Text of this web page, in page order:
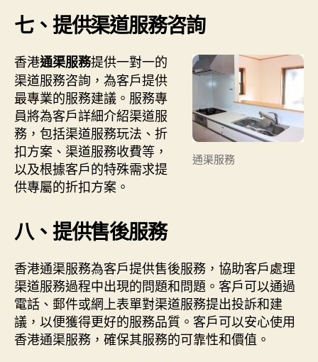
七、提供渠道服務咨詢
通渠服務
香港通渠服務提供一對一的
渠道服務咨詢，為客戶提供
最專業的服務建議。服務專
員將為客戶詳細介紹渠道服
務，包括渠道服務玩法、折
扣方案、渠道服務收費等，
以及根據客戶的特殊需求提
供專屬的折扣方案。
八、提供售後服務
香港通渠服務為客戶提供售後服務，協助客戶處理
渠道服務過程中出現的問題和問題。客戶可以通過
電話、郵件或網上表單對渠道服務提出投訴和建
議，以便獲得更好的服務品質。客戶可以安心使用
香港通渠服務，確保其服務的可靠性和價值。